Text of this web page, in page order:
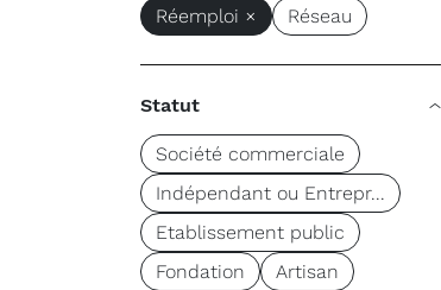
Réemploi ×
Réseau
Statut
Société commerciale
Indépendant ou Entrepr...
Etablissement public
Fondation
Artisan